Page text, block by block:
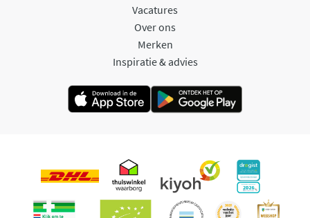
Vacatures
Over ons
Merken
Inspiratie & advies